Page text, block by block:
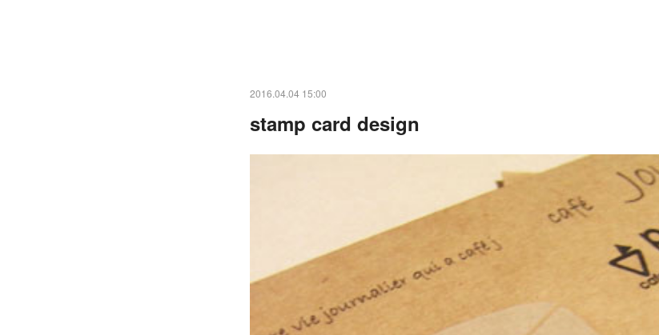
2016.04.04 15:00
stamp card design